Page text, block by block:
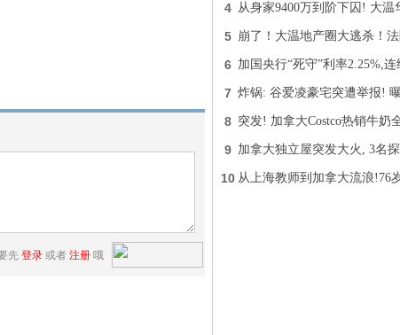
先 登录 或者 注册 哦
4 从身家9400万到阶下囚! 大温
5 崩了！大温地产圈大逃杀！
6 加国央行“死守”利率2.25%,
7 炸锅: 谷爱凌豪宅突遭举报!
8 突发! 加拿大Costco热销牛奶
9 加拿大独立屋突发大火, 3名
10 从上海教师到加拿大流浪!76